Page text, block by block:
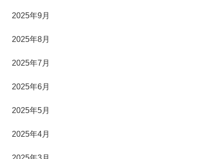
2025年9月
2025年8月
2025年7月
2025年6月
2025年5月
2025年4月